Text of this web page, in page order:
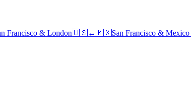
Francisco & London🇺🇸↔🇲🇽San Francisco &